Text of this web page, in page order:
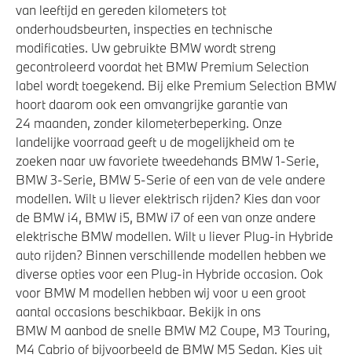
van leeftijd en gereden kilometers tot
onderhoudsbeurten, inspecties en technische
modificaties. Uw gebruikte BMW wordt streng
gecontroleerd voordat het BMW Premium Selection
label wordt toegekend. Bij elke Premium Selection BMW
hoort daarom ook een omvangrijke garantie van
24 maanden, zonder kilometerbeperking. Onze
landelijke voorraad geeft u de mogelijkheid om te
zoeken naar uw favoriete tweedehands BMW 1-Serie,
BMW 3-Serie, BMW 5-Serie of een van de vele andere
modellen. Wilt u liever elektrisch rijden? Kies dan voor
de BMW i4, BMW i5, BMW i7 of een van onze andere
elektrische BMW modellen. Wilt u liever Plug-in Hybride
auto rijden? Binnen verschillende modellen hebben we
diverse opties voor een Plug-in Hybride occasion. Ook
voor BMW M modellen hebben wij voor u een groot
aantal occasions beschikbaar. Bekijk in ons
BMW M aanbod de snelle BMW M2 Coupe, M3 Touring,
M4 Cabrio of bijvoorbeeld de BMW M5 Sedan. Kies uit